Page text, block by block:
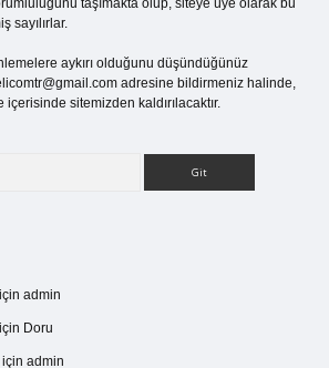
taşımakta olup, siteye üye olarak bu
sayılırlar.
aykırı olduğunu düşündüğünüz
adresine bildirmeniz halinde,
sitemizden kaldırılacaktır.
için admin
için Doru
için admin